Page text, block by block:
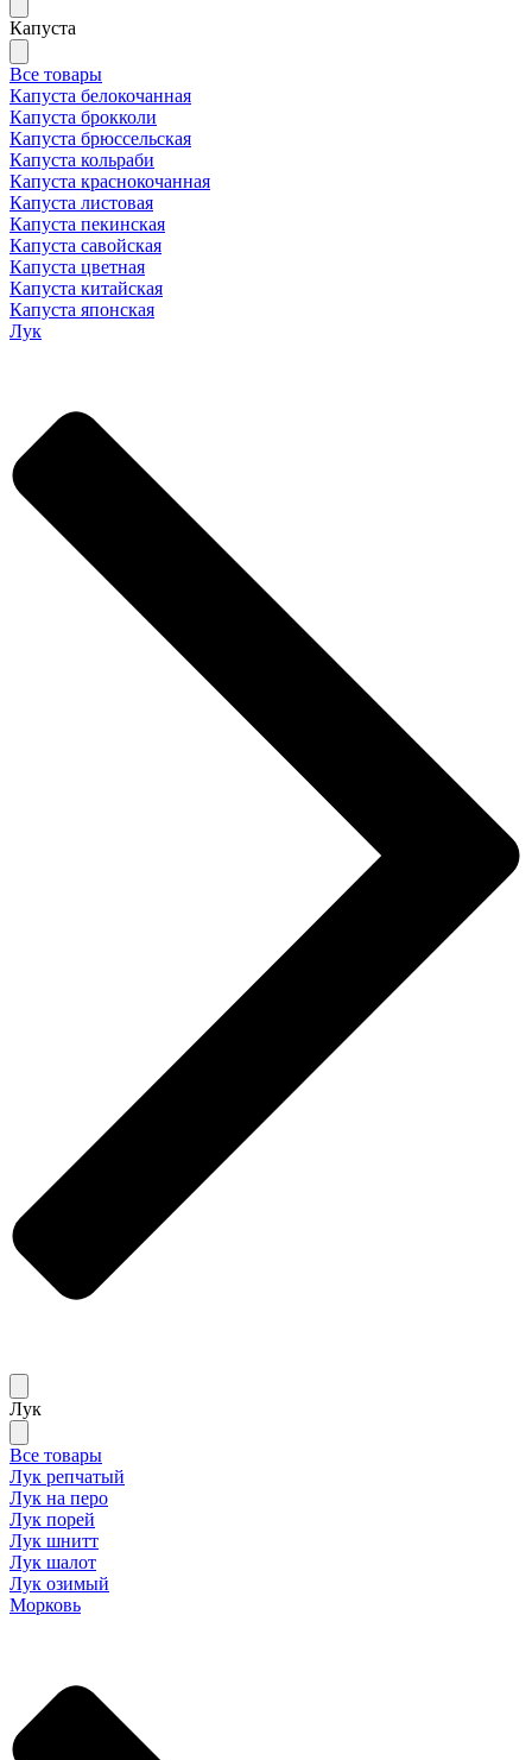
Капуста
Все товары
Капуста белокочанная
Капуста брокколи
Капуста брюссельская
Капуста кольраби
Капуста краснокочанная
Капуста листовая
Капуста пекинская
Капуста савойская
Капуста цветная
Капуста китайская
Капуста японская
Лук
Лук
Все товары
Лук репчатый
Лук на перо
Лук порей
Лук шнитт
Лук шалот
Лук озимый
Морковь